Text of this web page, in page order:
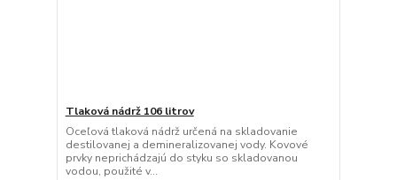
Tlaková nádrž 106 litrov
Oceľová tlaková nádrž určená na skladovanie
destilovanej a demineralizovanej vody. Kovové
prvky neprichádzajú do styku so skladovanou
vodou, použité v...